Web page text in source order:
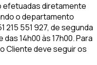
efetuadas diretamente
o departamento
215 551 927, de segunda
14h00 às 17h00. Para
Cliente deve seguir os